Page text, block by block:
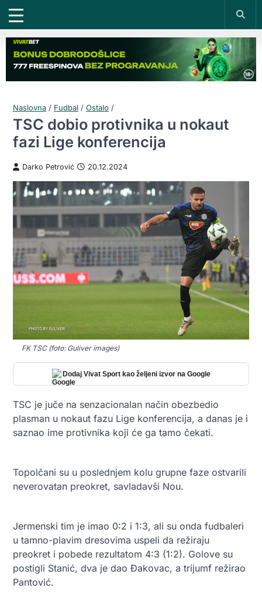
Naslovna / Fudbal / Ostalo /
TSC dobio protivnika u nokaut
fazi Lige konferencija
Darko Petrović 20.12.2024
FK TSC (foto: Guliver images)
Dodaj Vivat Sport kao željeni izvor na Google
TSC je juče na senzacionalan način obezbedio
plasman u nokaut fazu Lige konferencija, a danas je i
saznao ime protivnika koji će ga tamo čekati.
Topolčani su u poslednjem kolu grupne faze ostvarili
neverovatan preokret, savladavši Nou.
Jermenski tim je imao 0:2 i 1:3, ali su onda fudbaleri
u tamno-plavim dresovima uspeli da režiraju
preokret i pobede rezultatom 4:3 (1:2). Golove su
postigli Stanić, dva je dao Đakovac, a trijumf režirao
Pantović.